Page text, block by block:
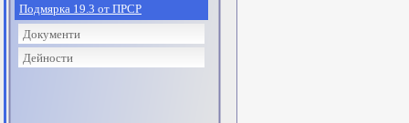
Подмярка 19.3 от ПРСР
Документи
Дейности